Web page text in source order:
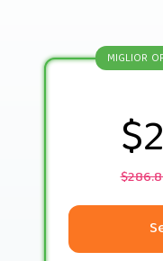
MIGLIOR